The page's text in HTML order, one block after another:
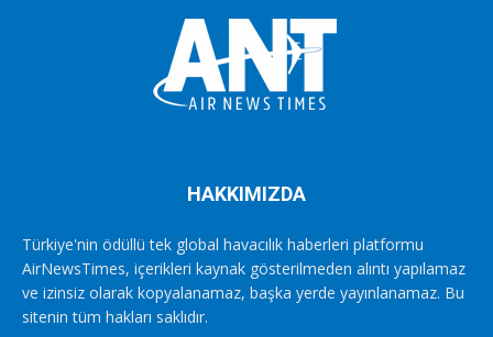
HAKKIMIZDA
Türkiye'nin ödüllü tek global havacılık haberleri platformu
AirNewsTimes, içerikleri kaynak gösterilmeden alıntı yapılamaz
ve izinsiz olarak kopyalanamaz, başka yerde yayınlanamaz. Bu
sitenin tüm hakları saklıdır.